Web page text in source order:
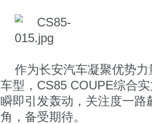
作为长安汽车凝聚优势
车型，CS85 COUPE综合
瞬即引发轰动，关注度一
角，备受期待。